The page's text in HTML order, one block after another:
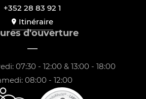
+352 28 83 92 1
Itinéraire
d'ouverture
07:30 - 12:00 & 13:00 - 18:00
08:00 - 12:00